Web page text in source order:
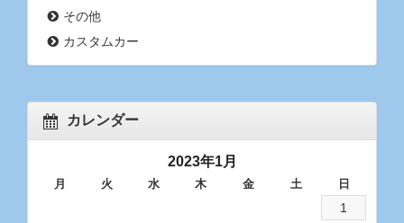
その他
カスタムカー
カレンダー
2023年1月
月 火 水 木 金 土 日
1